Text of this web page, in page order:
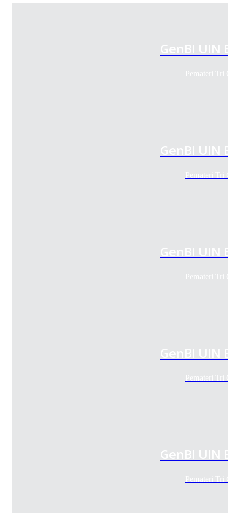
GenBI UIN
Pemateri
GenBI UIN
Pemateri
GenBI UIN
Pemateri
GenBI UIN
Pemateri
GenBI UIN
Pemateri